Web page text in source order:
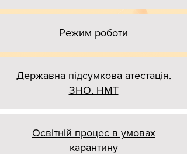
Режим роботи
Державна підсумкова атестація.
ЗНО. НМТ
Освітній процес в умовах
карантину